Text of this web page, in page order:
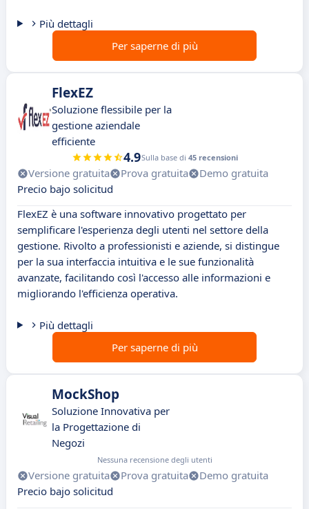
Più dettagli
Per saperne di più
FlexEZ
Soluzione flessibile per la
gestione aziendale
efficiente
4.9Sulla base di 45 recensioni
Versione gratuita Prova gratuita
Demo gratuita
Precio bajo solicitud
FlexEZ è una software innovativo progettato per
semplificare l'esperienza degli utenti nel settore della
gestione. Rivolto a professionisti e aziende, si distingue
per la sua interfaccia intuitiva e le sue funzionalità
avanzate, facilitando così l'accesso alle informazioni e
migliorando l'efficienza operativa.
Più dettagli
Per saperne di più
MockShop
Soluzione Innovativa per
la Progettazione di
Negozi
Nessuna recensione degli utenti
Versione gratuita Prova gratuita
Demo gratuita
Precio bajo solicitud